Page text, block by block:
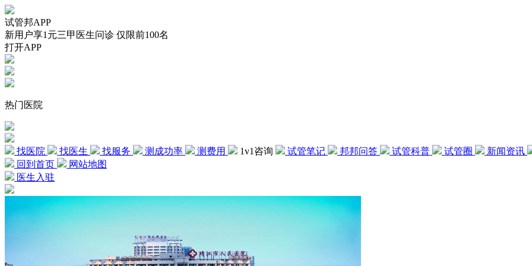
试管邦APP
新用户享1元三甲医生问诊 仅限前100名
打开APP
热门医院
找医院 找医生 找服务 测成功率 测费用 1v1咨询 试管笔记 邦邦问答 试管科普 试管圈
新闻资讯
回到首页
网站地图
医生入驻